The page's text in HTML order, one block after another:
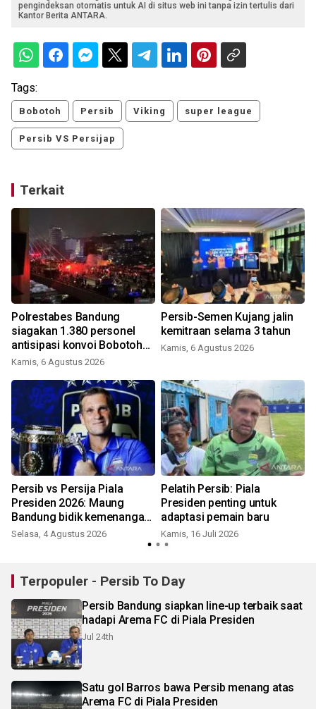
pengindeksan otomatis untuk AI di situs web ini tanpa izin tertulis dari
Kantor Berita ANTARA.
Tags:
Bobotoh Persib Viking super league
Persib VS Persijap
Terkait
Polrestabes Bandung
siagakan 1.380 personel
antisipasi konvoi Bobotoh
Persib
Kamis, 6 Agustus 2026
Persib-Semen Kujang jalin
kemitraan selama 3 tahun
Kamis, 6 Agustus 2026
Persib vs Persija Piala
Presiden 2026: Maung
Bandung bidik kemenangan
atas Macan Kemayoran
Selasa, 4 Agustus 2026
Pelatih Persib: Piala
Presiden penting untuk
adaptasi pemain baru
Kamis, 16 Juli 2026
Terpopuler - Persib To Day
Persib Bandung siapkan line-up terbaik saat
hadapi Arema FC di Piala Presiden
Jul 24th
Satu gol Barros bawa Persib menang atas
Arema FC di Piala Presiden